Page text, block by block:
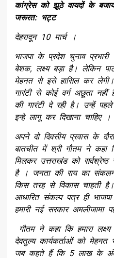
कांग्रेस को झूठे वायदों के बजाय
जरूरत: भट्ट
देहरादून 10 मार्च ।
भाजपा के प्रदेश चुनाव
बेशक, लक्ष्य बड़ा है। लेकिन
मेहनत से इसे हासिल कर
गारंटी से कोई वर्ग अछूता
की गारंटी दे रही है। उन्हें
इन्हे लागू कर दिखाना चाहिए ।
अपने दो दिवसीय प्रवास के
बातचीत में श्री गौतम ने
मिलकर उत्तराखंड को
है । जनता की राय का
किस तरह से विकास चाहती
आधारित संकल्प पत्र ही
हमारी नई सरकार अमलीजामा
गौतम ने कहा कि हमारा लक्ष्य
देवतुल्य कार्यकर्ताओं को
जब कहते हैं कि 5 लाख के